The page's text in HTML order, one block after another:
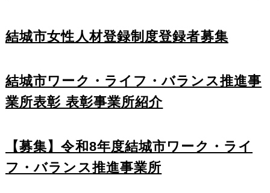
結城市女性人材登録制度登録者募集
結城市ワーク・ライフ・バランス推進事
業所表彰 表彰事業所紹介
【募集】令和8年度結城市ワーク・ライ
フ・バランス推進事業所